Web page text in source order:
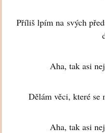
Příliš lpím na svých
Aha, tak asi
Dělám věci, které se
Aha, tak asi